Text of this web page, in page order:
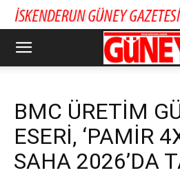
BMC ÜRETİM
ESERİ, ‘PAMİR
SAHA 2026’DA